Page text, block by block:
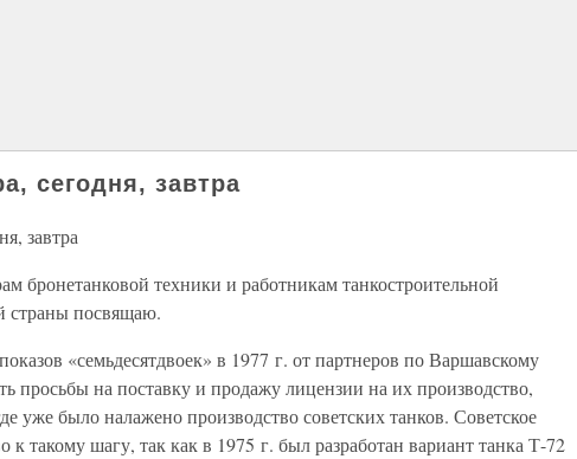
сегодня, завтра
завтра
бронетанковой техники и работникам танкостроительной
страны посвящаю.
«семьдесятдвоек» в 1977 г. от партнеров по Варшавскому
просьбы на поставку и продажу лицензии на их производство,
уже было налажено производство советских танков. Советское
к такому шагу, так как в 1975 г. был разработан вариант танка Т-72